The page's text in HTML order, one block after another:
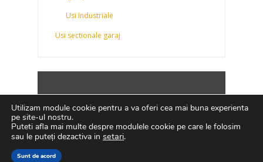
Usi Industriale
Usi sectionale garaj
Politica de confidentialitate|Politica fisierelor
cookies|
Utilizam module cookie pentru a va oferi cea mai buna experienta
pe site-ul nostru.
Puteti afla mai multe despre modulele cookie pe care le folosim
sau le puteți dezactiva in setari.
Sunt de acord